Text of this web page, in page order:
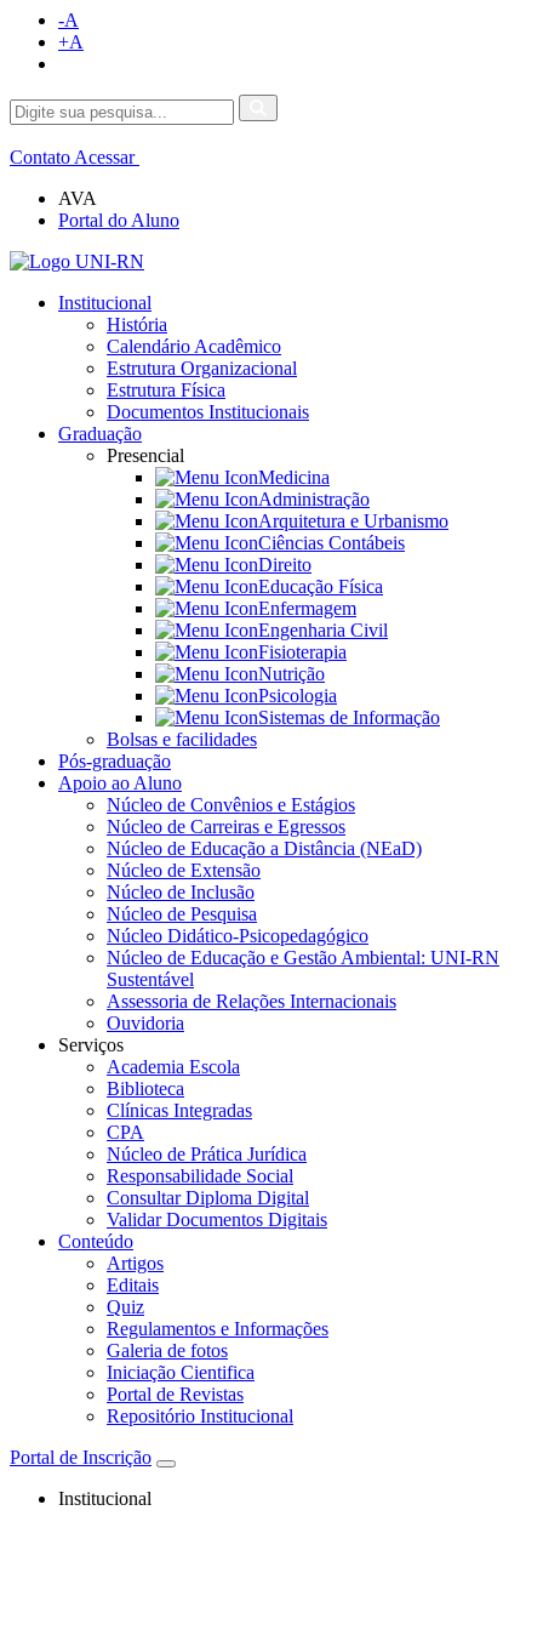
-A
+A
Contato Acessar
AVA
Portal do Aluno
Institucional
História
Calendário Acadêmico
Estrutura Organizacional
Estrutura Física
Documentos Institucionais
Graduação
Presencial
Medicina
Administração
Arquitetura e Urbanismo
Ciências Contábeis
Direito
Educação Física
Enfermagem
Engenharia Civil
Fisioterapia
Nutrição
Psicologia
Sistemas de Informação
Bolsas e facilidades
Pós-graduação
Apoio ao Aluno
Núcleo de Convênios e Estágios
Núcleo de Carreiras e Egressos
Núcleo de Educação a Distância (NEaD)
Núcleo de Extensão
Núcleo de Inclusão
Núcleo de Pesquisa
Núcleo Didático-Psicopedagógico
Núcleo de Educação e Gestão Ambiental: UNI-RN
Sustentável
Assessoria de Relações Internacionais
Ouvidoria
Serviços
Academia Escola
Biblioteca
Clínicas Integradas
CPA
Núcleo de Prática Jurídica
Responsabilidade Social
Consultar Diploma Digital
Validar Documentos Digitais
Conteúdo
Artigos
Editais
Quiz
Regulamentos e Informações
Galeria de fotos
Iniciação Cientifica
Portal de Revistas
Repositório Institucional
Portal de Inscrição
Institucional